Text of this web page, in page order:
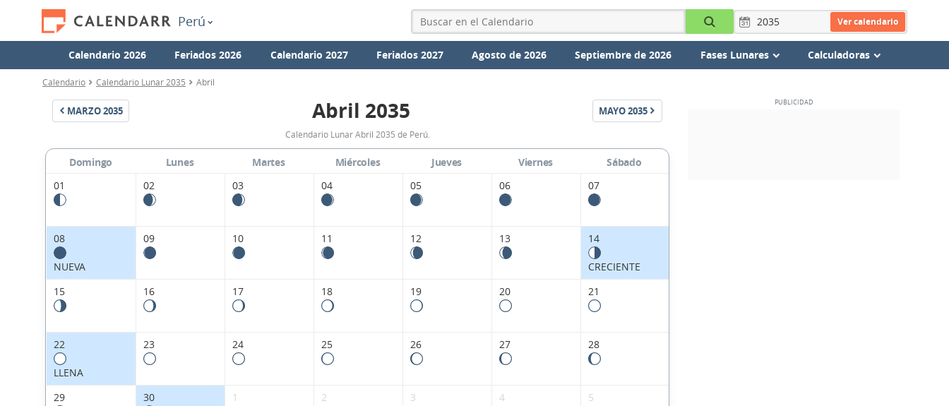
Perú Ver calendario
Calendario 2026 Feriados 2026 Calendario 2027 Feriados 2027 Agosto de 2026 Septiembre de 2026 Fases Lunares Calculadoras
Calendario Calendario Lunar 2035 Abril
MARZO2035
Calendario
Lunar
Abril
Perú.
Abril 2035 MAYO2035
Calendario Lunar Abril 2035 de Perú.
Domingo Lunes Martes Miércoles Jueves Viernes
Sábado
01
02 03 04 05 06 07
08
NUEVA
09 10 11 12 13 14
CRECIENTE
15
16 17 18 19 20 21
22
LLENA
23 24 25 26 27 28
29 30 1 2 3 4 5